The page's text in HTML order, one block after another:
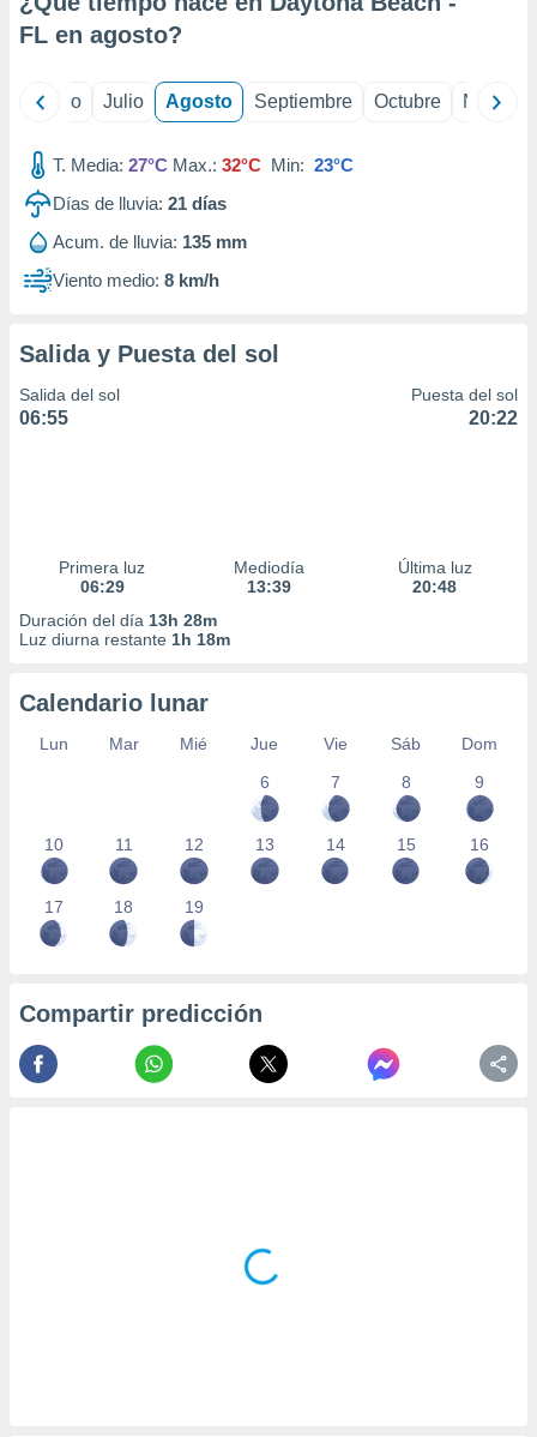
e
publicidad
publicidad
de
FL en agosto?
Junio Julio Agosto Septiembre Octubre
T. Media: 27°C Max.: 32°C Min: 23°C
Días de lluvia: 21 días
Acum. de lluvia: 135 mm
Viento medio: 8 km/h
Salida y Puesta del sol
Salida del sol
06:55
Puesta del sol
20:22
Primera luz
06:29
Mediodía
13:39
Última luz
20:48
Duración del día 13h 28m
Luz diurna restante 1h 18m
Calendario lunar
Lun Mar Mié Jue Vie Sáb
Dom
6
7 8 9
10 11 12 13 14 15 16
17 18 19
Compartir predicción